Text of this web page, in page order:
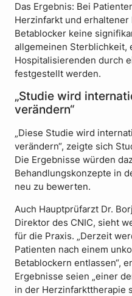
Das Ergebnis: Bei
Herzinfarkt und
Betablocker keine
allgemeinen Sterblichkeit,
Hospitalisierenden durch
festgestellt werden.
„Studie wird
verändern“
„Diese Studie wird
verändern“, zeigte sich
Die Ergebnisse würden
Behandlungskonzepte in
neu zu bewerten.
Auch Hauptprüfarzt Dr.
Direktor des CNIC, sieht
für die Praxis. „Derzeit
Patienten nach einem
Betablockern entlassen“,
Ergebnisse seien „einer
in der Herzinfarkttherapie